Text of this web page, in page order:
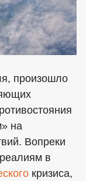
произошло
на
Вопреки
в
кризиса,